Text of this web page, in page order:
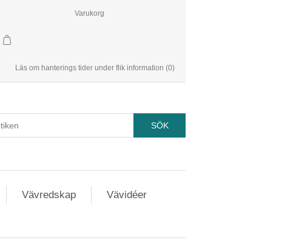
Varukorg
Läs om hanterings tider under flik information (0)
Vävredskap
Vävidéer